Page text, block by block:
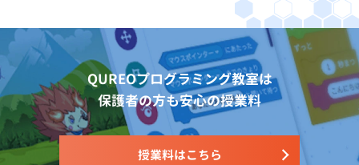
QUREOプログラミング教室は
保護者の方も安心の授業料
授業料はこちら